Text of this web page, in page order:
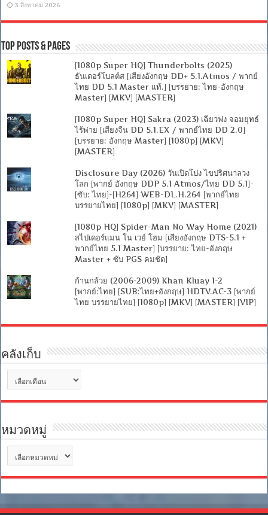
3 สิงหาคม 2026
Top Posts & Pages
[1080p Super HQ] Thunderbolts (2025)
ธันเดอร์โบลต์ส [เสียงอังกฤษ DD+ 5.1.Atmos / พากย์
ไทย DD 5.1 Master แท้.] [บรรยาย: ไทย-อังกฤษ
Master] [MKV] [MASTER]
[1080p Super HQ] Sakra (2023) เฉียวฟง จอมยุทธ์
ไร้พ่าย [เสียงจีน DD 5.1.EX / พากย์ไทย DD 2.0]
[บรรยาย: อังกฤษ Master] [1080p] [MKV]
[MASTER]
Disclosure Day (2026) วันเปิดโปง ไขปริศนาลวง
โลก [พากย์ อังกฤษ DDP 5.1 Atmos/ไทย DD 5.1]-
[ซับ: ไทย]-[H264] WEB-DL.H.264 [พากย์ไทย
บรรยายไทย] [1080p] [MKV] [MASTER]
[1080p HQ] Spider-Man No Way Home (2021)
สไปเดอร์แมน โน เวย์ โฮม [เสียงอังกฤษ DTS-5.1 +
พากย์ไทย 5.1 Master] [บรรยาย: ไทย-อังกฤษ
Master + ซับ PGS คมชัด]
ก้านกล้วย (2006-2009) Khan Kluay 1-2
[พากย์:ไทย] [SUB:ไทย+อังกฤษ] HDTV.AC-3 [พากย์
ไทย บรรยายไทย] [1080p] [MKV] [MASTER] [VIP]
คลังเก็บ
เก็บ
หมวดหมู่
หมู่